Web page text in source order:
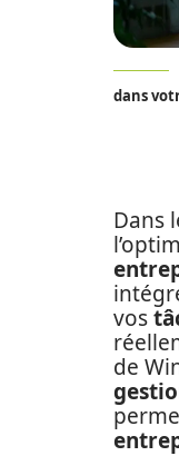
dans
Dans
vos
de